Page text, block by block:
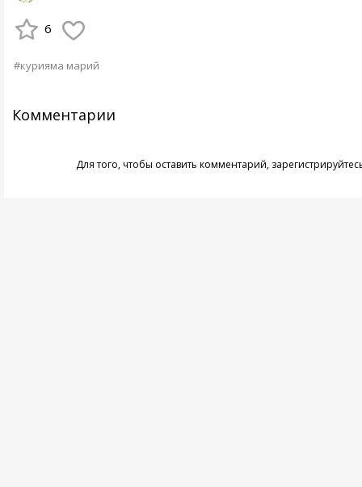
6
#курияма марий
Комментарии
Для того, чтобы оставить комментарий,